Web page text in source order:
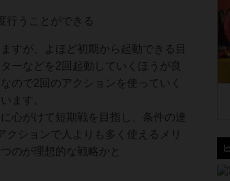
行うことができる
すが、よほど初期から起動できる目
ーなどを2回起動していくほうが良
ので2回のアクションを使っていく
ます。
心がけて短期戦を目指し、条件の達
ションで人よりも多く使えるメリ
のが理想的な戦略かと